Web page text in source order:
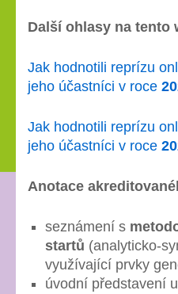
Další ohlasy na tento
Jak hodnotili reprízu
jeho účastníci v roce
Jak hodnotili reprízu
jeho účastníci v roce
Anotace
seznámení s
startů (analyticko-
využívající prvky
úvodní představení